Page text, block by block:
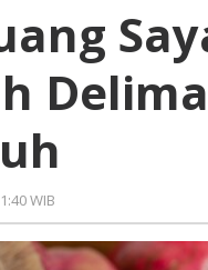
Manfaat
Biji
Buah
Delima
WIB
Lilis
Dewi